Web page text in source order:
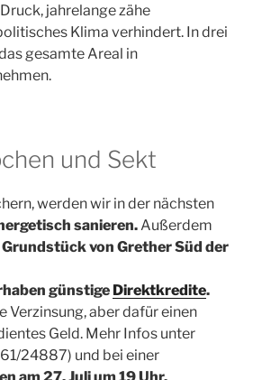
jahrelange zähe
Klima verhindert. In drei
gesamte Areal in
und Sekt
werden wir in der nächsten
sanieren.Außerdem
Grundstück von Grether Süd der
günstige Direktkredite.
Verzinsung, aber dafür einen
Geld. Mehr Infos unter
24887) und bei einer